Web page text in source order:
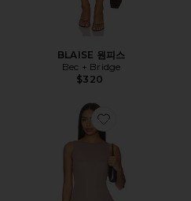
BLAISE 원피스
Bec + Bridge
$320
Favorite KAROLINE